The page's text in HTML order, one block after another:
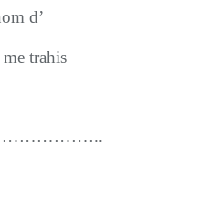
d’
trahis